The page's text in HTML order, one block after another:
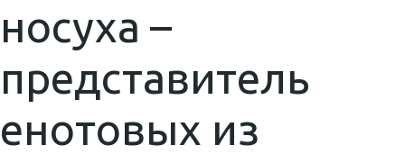
носуха –
представитель
енотовых из